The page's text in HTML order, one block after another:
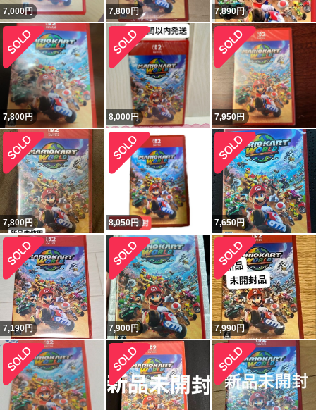
7,000円 7,800円 7,890円
7,800円 8,000円 7,950円
7,800円 8,050円 7,650円
7,190円 7,900円 7,990円